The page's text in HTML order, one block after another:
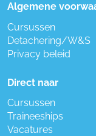
Algemene
Cursussen
Detachering/W&S
Privacy beleid
Direct naar
Cursussen
Traineeships
Vacatures